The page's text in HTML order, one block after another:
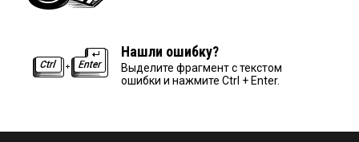
Нашли ошибку?
Выделите фрагмент с текстом
ошибки и нажмите Ctrl + Enter.